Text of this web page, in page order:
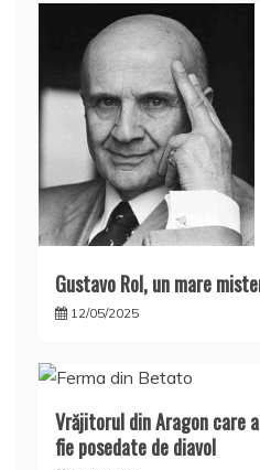
Gustavo Rol, un mare
12/05/2025
Vrăjitorul din Aragon care
fie posedate de diavol